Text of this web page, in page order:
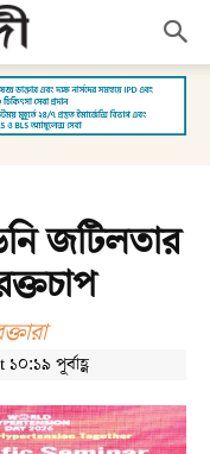
জটিলতার
পূর্বাহ্ণ